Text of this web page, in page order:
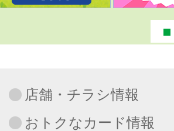
店舗・チラシ情報
おトクなカード情報